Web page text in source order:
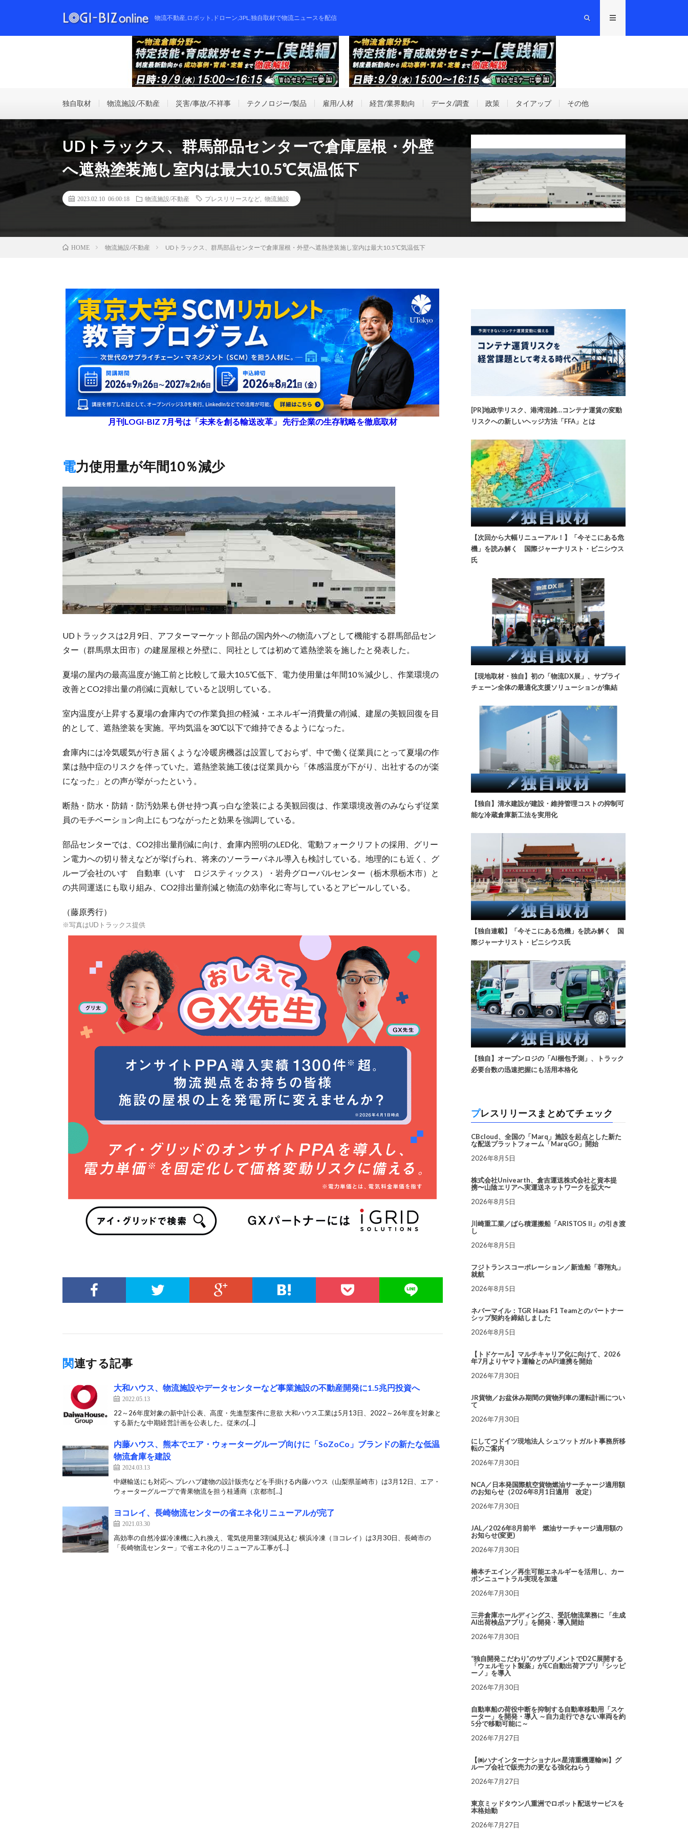
物流不動産,ロボット,ドローン,3PL,独自取材で物流ニュースを配信
独自取材 物流施設/不動産 災害/事故/不祥事 テクノロジー/製品 雇用/人材 経営/業界動向 データ/調査 政策 タイアップ その他
UDトラックス、群馬部品センターで倉庫屋根・外壁
へ遮熱塗装施し室内は最大10.5℃気温低下
2023.02.10 06:00:18 物流施設/不動産 プレスリリースなど 物流施設
HOME 物流施設/不動産 UDトラックス、群馬部品センターで倉庫屋根・外壁へ遮熱塗装施し室内は最大10.5℃気温低下
月刊LOGI-BIZ 7月号は「未来を創る輸送改革」 先行企業の生存戦略を徹底取材
電力使用量が年間10％減少
UDトラックスは2月9日、アフターマーケット部品の国内外への物流ハブとして機能する群馬部品セン
ター（群馬県太田市）の建屋屋根と外壁に、同社としては初めて遮熱塗装を施したと発表した。
夏場の屋内の最高温度が施工前と比較して最大10.5℃低下、電力使用量は年間10％減少し、作業環境の
改善とCO2排出量の削減に貢献していると説明している。
室内温度が上昇する夏場の倉庫内での作業負担の軽減・エネルギー消費量の削減、建屋の美観回復を目
的として、遮熱塗装を実施。平均気温を30℃以下で維持できるようになった。
倉庫内には冷気暖気が行き届くような冷暖房機器は設置しておらず、中で働く従業員にとって夏場の作
業は熱中症のリスクを伴っていた。遮熱塗装施工後は従業員から「体感温度が下がり、出社するのが楽
になった」との声が挙がったという。
断熱・防水・防錆・防汚効果も併せ持つ真っ白な塗装による美観回復は、作業環境改善のみならず従業
員のモチベーション向上にもつながったと効果を強調している。
部品センターでは、CO2排出量削減に向け、倉庫内照明のLED化、電動フォークリフトの採用、グリー
ン電力への切り替えなどが挙げられ、将来のソーラーパネル導入も検討している。地理的にも近く、グ
ループ会社のいすゞ自動車（いすゞロジスティックス）・岩舟グローバルセンター（栃木県栃木市）と
の共同運送にも取り組み、CO2排出量削減と物流の効率化に寄与しているとアピールしている。
（藤原秀行）
※写真はUDトラックス提供
関連する記事
大和ハウス、物流施設やデータセンターなど事業施設の不動産開発に1.5兆円投資へ
2022.05.13
22～26年度対象の新中計公表、高度・先進型案件に意欲 大和ハウス工業は5月13日、2022～26年度を対象と
する新たな中期経営計画を公表した。従来の[…]
内藤ハウス、熊本でエア・ウォーターグループ向けに「SoZoCo」ブランドの新たな低温
物流倉庫を建設
2024.03.13
中継輸送にも対応へ プレハブ建物の設計販売などを手掛ける内藤ハウス（山梨県韮崎市）は3月12日、エア・
ウォーターグループで青果物流を担う桂通商（京都市[…]
ヨコレイ、長崎物流センターの省エネ化リニューアルが完了
2021.03.30
高効率の自然冷媒冷凍機に入れ換え、電気使用量3割減見込む 横浜冷凍（ヨコレイ）は3月30日、長崎市の
「長崎物流センター」で省エネ化のリニューアル工事が[…]
[PR]地政学リスク、港湾混雑…コンテナ運賃の変動
リスクへの新しいヘッジ方法「FFA」とは
【次回から大幅リニューアル！】「今そこにある危
機」を読み解く 国際ジャーナリスト・ビニシウス
氏
【現地取材・独自】初の「物流DX展」、サプライ
チェーン全体の最適化支援ソリューションが集結
【独自】清水建設が建設・維持管理コストの抑制可
能な冷蔵倉庫新工法を実用化
【独自連載】「今そこにある危機」を読み解く 国
際ジャーナリスト・ビニシウス氏
【独自】オープンロジの「AI梱包予測」、トラック
必要台数の迅速把握にも活用本格化
プレスリリースまとめてチェック
CBcloud、全国の「Marq」施設を起点とした新た
な配送プラットフォーム「MarqGO」開始
2026年8月5日
株式会社Univearth、倉吉運送株式会社と資本提
携〜山陰エリアへ実運送ネットワークを拡大〜
2026年8月5日
川崎重工業／ばら積運搬船「ARISTOS II」の引き渡
し
2026年8月5日
フジトランスコーポレーション／新造船「蓉翔丸」
就航
2026年8月5日
ネバーマイル：TGR Haas F1 Teamとのパートナー
シップ契約を締結しました
2026年8月5日
【トドケール】マルチキャリア化に向けて、2026
年7月よりヤマト運輸とのAPI連携を開始
2026年7月30日
JR貨物／お盆休み期間の貨物列車の運転計画につい
て
2026年7月30日
にしてつドイツ現地法人 シュツットガルト事務所移
転のご案内
2026年7月30日
NCA／日本発国際航空貨物燃油サーチャージ適用額
のお知らせ（2026年8月1日適用 改定）
2026年7月30日
JAL／2026年8月前半 燃油サーチャージ適用額の
お知らせ(変更)
2026年7月30日
椿本チエイン／再生可能エネルギーを活用し、カー
ボンニュートラル実現を加速
2026年7月30日
三井倉庫ホールディングス、受託物流業務に 「生成
AI出荷検品アプリ」を開発・導入開始
2026年7月30日
“独自開発こだわり”のサプリメントでD2C展開する
「ウェルモット製薬」がEC自動出荷アプリ「シッピ
ーノ」を導入
2026年7月30日
自動車船の荷役中断を抑制する自動車移動用「スケ
ーター」を開発・導入 ～自力走行できない車両を約
5分で移動可能に～
2026年7月27日
【㈱ハナインターナショナル×星清重機運輸㈱】グ
ループ会社で販売力の更なる強化ねらう
2026年7月27日
東京ミッドタウン八重洲でロボット配送サービスを
本格始動
2026年7月27日